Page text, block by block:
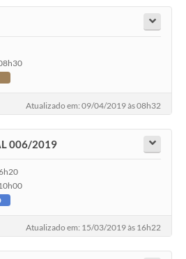
Atualizado em: 09/04/2019 às 08h32
006/2019
Atualizado em: 15/03/2019 às 16h22